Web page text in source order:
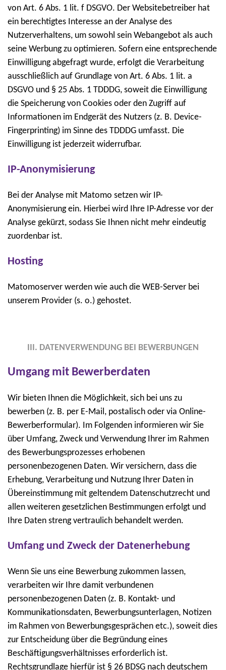
von Art. 6 Abs. 1 lit. f DSGVO. Der Websitebetreiber hat
ein berechtigtes Interesse an der Analyse des
Nutzerverhaltens, um sowohl sein Webangebot als auch
seine Werbung zu optimieren. Sofern eine entsprechende
Einwilligung abgefragt wurde, erfolgt die Verarbeitung
ausschließlich auf Grundlage von Art. 6 Abs. 1 lit. a
DSGVO und § 25 Abs. 1 TDDDG, soweit die Einwilligung
die Speicherung von Cookies oder den Zugriff auf
Informationen im Endgerät des Nutzers (z. B. Device-
Fingerprinting) im Sinne des TDDDG umfasst. Die
Einwilligung ist jederzeit widerrufbar.
IP-Anonymisierung
Bei der Analyse mit Matomo setzen wir IP-
Anonymisierung ein. Hierbei wird Ihre IP-Adresse vor der
Analyse gekürzt, sodass Sie Ihnen nicht mehr eindeutig
zuordenbar ist.
Hosting
Matomoserver werden wie auch die WEB-Server bei
unserem Provider (s. o.) gehostet.
III. DATENVERWENDUNG BEI BEWERBUNGEN
Umgang mit Bewerberdaten
Wir bieten Ihnen die Möglichkeit, sich bei uns zu
bewerben (z. B. per E-Mail, postalisch oder via Online-
Bewerberformular). Im Folgenden informieren wir Sie
über Umfang, Zweck und Verwendung Ihrer im Rahmen
des Bewerbungsprozesses erhobenen
personenbezogenen Daten. Wir versichern, dass die
Erhebung, Verarbeitung und Nutzung Ihrer Daten in
Übereinstimmung mit geltendem Datenschutzrecht und
allen weiteren gesetzlichen Bestimmungen erfolgt und
Ihre Daten streng vertraulich behandelt werden.
Umfang und Zweck der Datenerhebung
Wenn Sie uns eine Bewerbung zukommen lassen,
verarbeiten wir Ihre damit verbundenen
personenbezogenen Daten (z. B. Kontakt- und
Kommunikationsdaten, Bewerbungsunterlagen, Notizen
im Rahmen von Bewerbungsgesprächen etc.), soweit dies
zur Entscheidung über die Begründung eines
Beschäftigungsverhältnisses erforderlich ist.
Rechtsgrundlage hierfür ist § 26 BDSG nach deutschem